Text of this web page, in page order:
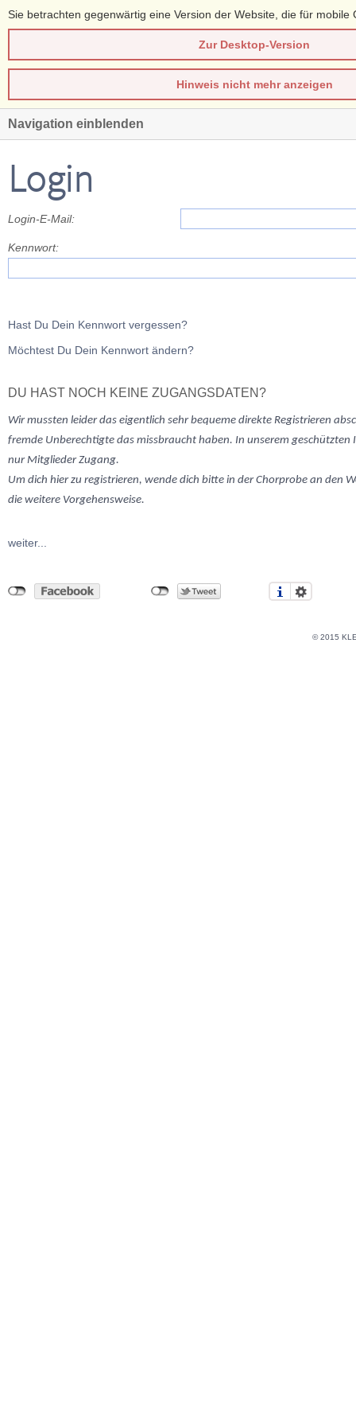
Sie betrachten gegenwärtig eine Version der Website, die für mobile
Zur Desktop-Version
Hinweis nicht mehr anzeigen
Navigation einblenden
Login
Login-E-Mail:
Kennwort:
Hast Du Dein Kennwort vergessen?
Möchtest Du Dein Kennwort ändern?
DU HAST NOCH KEINE ZUGANGSDATEN?
Wir mussten leiderdas eigentlich sehr bequeme direkte Registrieren
fremde Unberechtigte das missbraucht haben. In unserem
nur Mitglieder Zugang.
Um dich hier zu registrieren, wende dich bitte in der Chorprobe an den
die weitere Vorgehensweise.
weiter...
© 2015